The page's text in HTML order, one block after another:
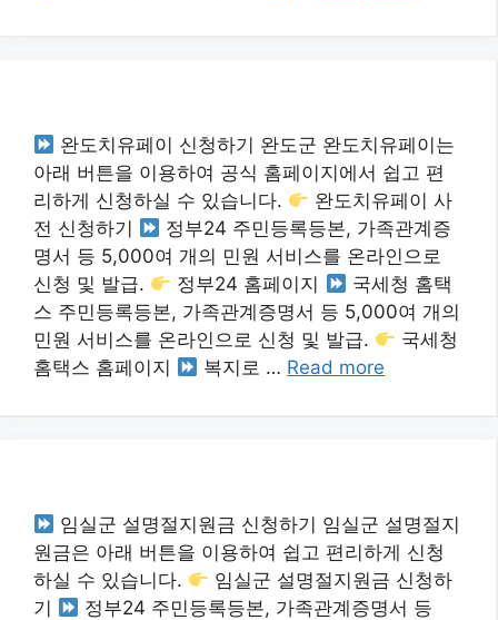
완도치유페이 신청하기 완도군 완도치유페이는
아래 버튼을 이용하여 공식 홈페이지에서 쉽고 편
리하게 신청하실 수 있습니다.
완도치유페이 사
전 신청하기
정부24 주민등록등본, 가족관계증
명서 등 5,000여 개의 민원 서비스를 온라인으로
신청 및 발급.
정부24 홈페이지
국세청 홈택
스 주민등록등본, 가족관계증명서 등 5,000여 개의
민원 서비스를 온라인으로 신청 및 발급.
국세청
홈택스 홈페이지
복지로 … Read more
임실군 설명절지원금 신청하기 임실군 설명절지
원금은 아래 버튼을 이용하여 쉽고 편리하게 신청
하실 수 있습니다.
임실군 설명절지원금 신청하
기
정부24 주민등록등본, 가족관계증명서 등